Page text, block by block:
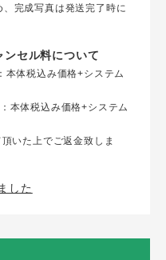
完成写真は発送完了時に
セル料について
本体税込み価格+システム
本体税込み価格+システム
いた上でご返金致しま
した